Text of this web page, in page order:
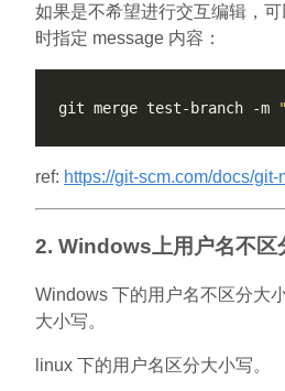
如果是不希望进行交互编辑，可
时指定 message 内容：
git merge test-branch -m
ref: https://git-scm.com/docs/git-
2. Windows上用户名不区
Windows 下的用户名不区分大
大小写。
linux 下的用户名区分大小写。